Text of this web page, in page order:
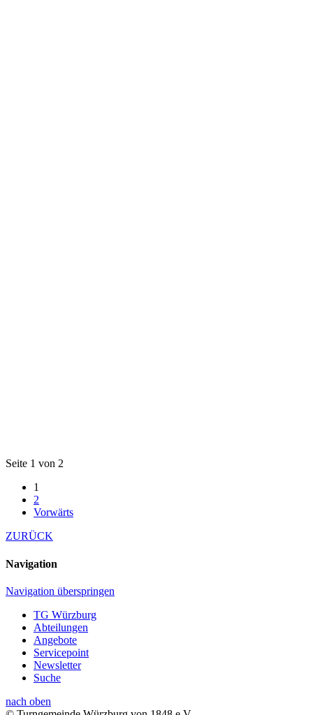
Seite 1 von 2
1
2
Vorwärts
ZURÜCK
Navigation
Navigation überspringen
TG Würzburg
Abteilungen
Angebote
Servicepoint
Newsletter
Suche
nach oben